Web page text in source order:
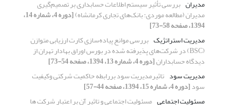
مدیران بررسی تأثیر سیستم اطلاعات حسابداری بر تصمیم‌گیری
مدیران (مطالعه موردی: بانک‌های تجاری کرمانشاه) [دوره 4، شماره 14،
1394، صفحه 58-73]
مدیریت استراتژیک بررسی موانع پیاده‌سازی کارت ارزیابی متوازن
(BSC) در شرکت‌های پذیرفته شده در بورس اوراق بهادار تهران از
دیدگاه حسابداران[دوره 4، شماره 13، 1394، صفحه 54-73]
مدیریت سود تاثیرمدیریت سود بررابطه حاکمیت شرکتی وکیفیت
سود[دوره 4، شماره 15، 1394، صفحه 44-57]
مسئولیت اجتماعی مسئولیت اجتماعی و تاثیر آن بر اعتبار شرکت ها